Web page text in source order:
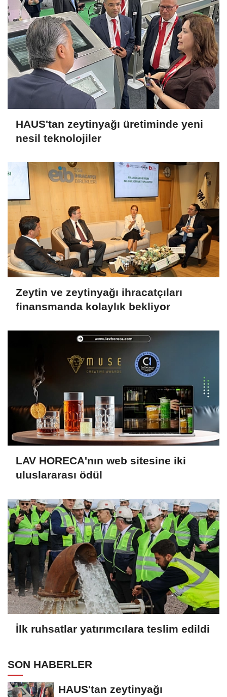
HAUS'tan zeytinyağı üretiminde yeni
nesil teknolojiler
Zeytin ve zeytinyağı ihracatçıları
finansmanda kolaylık bekliyor
LAV HORECA'nın web sitesine iki
uluslararası ödül
İlk ruhsatlar yatırımcılara teslim edildi
SON HABERLER
HAUS'tan zeytinyağı